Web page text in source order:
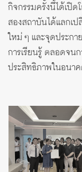
กิจกรรมครั้งนี้ได้เปิ
สองสถาบันได้แลกเ
ใหม่ ๆ และจุดประก
การเรียนรู้ ตลอดจน
ประสิทธิภาพในอนา